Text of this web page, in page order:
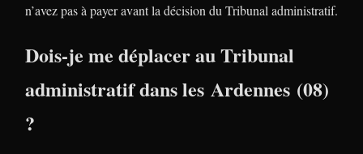
n’avez pas à payer avant la décision du Tribunal administratif.
Dois-je me déplacer au Tribunal
administratif dans les Ardennes (08)
?